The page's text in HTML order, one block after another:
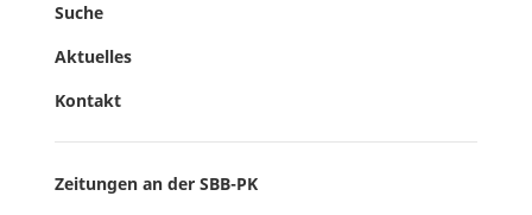
Suche
Aktuelles
Kontakt
Zeitungen an der SBB-PK